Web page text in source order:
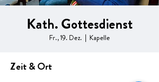
Kath. Gottesdienst
Fr., 19. Dez.
  |
Kapelle
Zeit & Ort